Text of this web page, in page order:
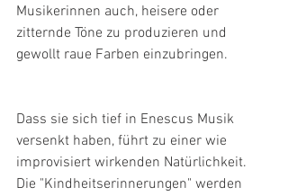
Musikerinnen auch, heisere oder
zitternde Töne zu produzieren und
gewollt raue Farben einzubringen.
Dass sie sich tief in Enescus Musik
versenkt haben, führt zu einer wie
improvisiert wirkenden Natürlichkeit.
Die "Kindheitserinnerungen" werden